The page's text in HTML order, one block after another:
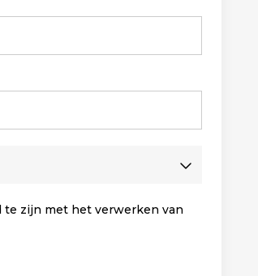
zijn met het verwerken van